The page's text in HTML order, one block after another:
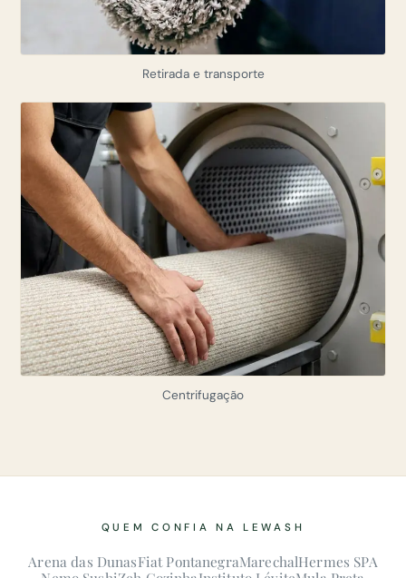
Retirada e transporte
Centrifugação
QUEM CONFIA NA LEWASH
Arena das DunasFiat PontanegraMarechalHermes SPA